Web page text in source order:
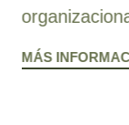
MÁS